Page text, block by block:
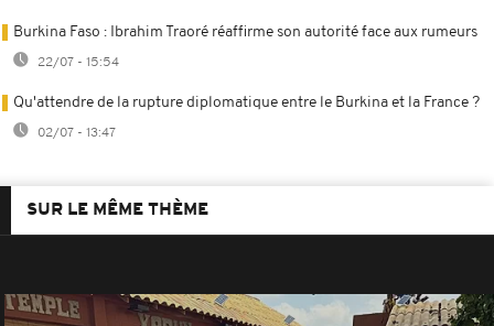
Burkina Faso : Ibrahim Traoré réaffirme son autorité face aux rumeurs
22/07 - 15:54
Qu'attendre de la rupture diplomatique entre le Burkina et la France ?
02/07 - 13:47
SUR LE MÊME THÈME